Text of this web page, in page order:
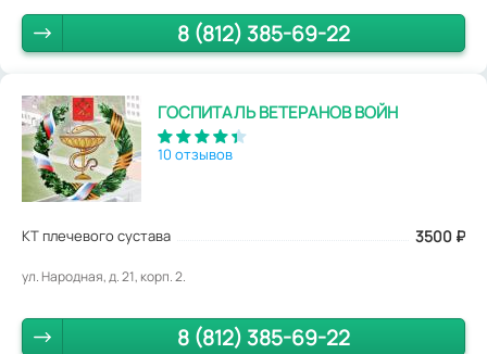
8 (812) 385-69-22
ГОСПИТАЛЬ ВЕТЕРАНОВ ВОЙН
10 отзывов
КТ плечевого сустава 3500 ₽
ул. Народная, д. 21, корп. 2.
8 (812) 385-69-22